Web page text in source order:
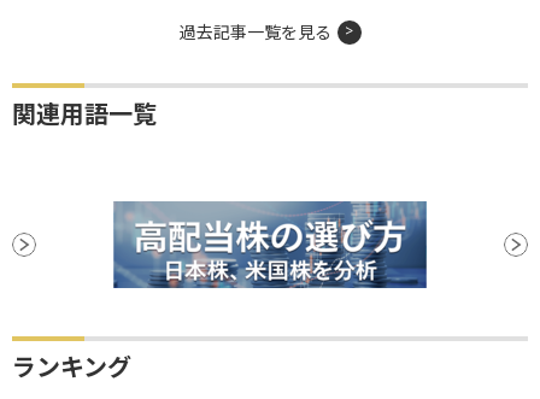
過去記事一覧を見る
関連用語一覧
ランキング